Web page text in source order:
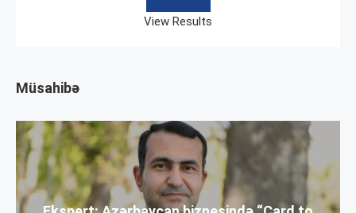
View Results
Müsahibə